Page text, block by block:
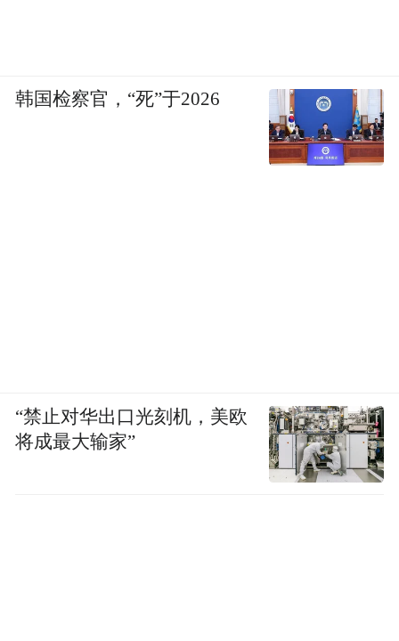
韩国检察官，“死”于2026
“禁止对华出口光刻机，美欧
将成最大输家”